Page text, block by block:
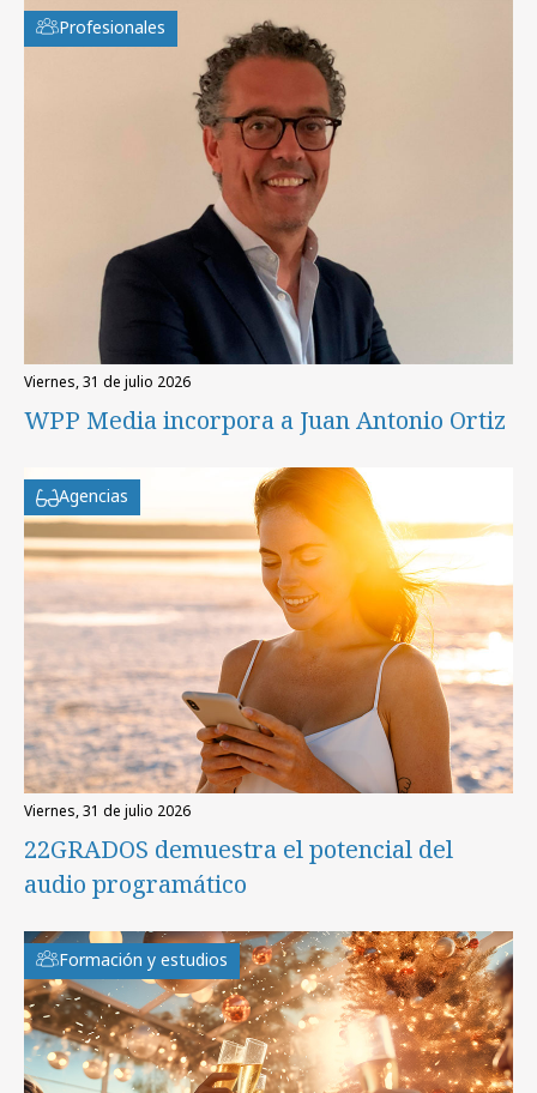
Profesionales
viernes, 31 de julio 2026
WPP Media incorpora a Juan Antonio Ortiz
Agencias
viernes, 31 de julio 2026
22GRADOS demuestra el potencial del
audio programático
Formación y estudios